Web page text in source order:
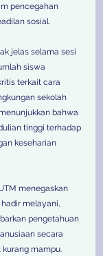
pencegahan
sosial.
jelas selama sesi
siswa
terkait cara
sekolah
bahwa
tinggi terhadap
keseharian
menegaskan
melayani,
pengetahuan
secara
mampu.